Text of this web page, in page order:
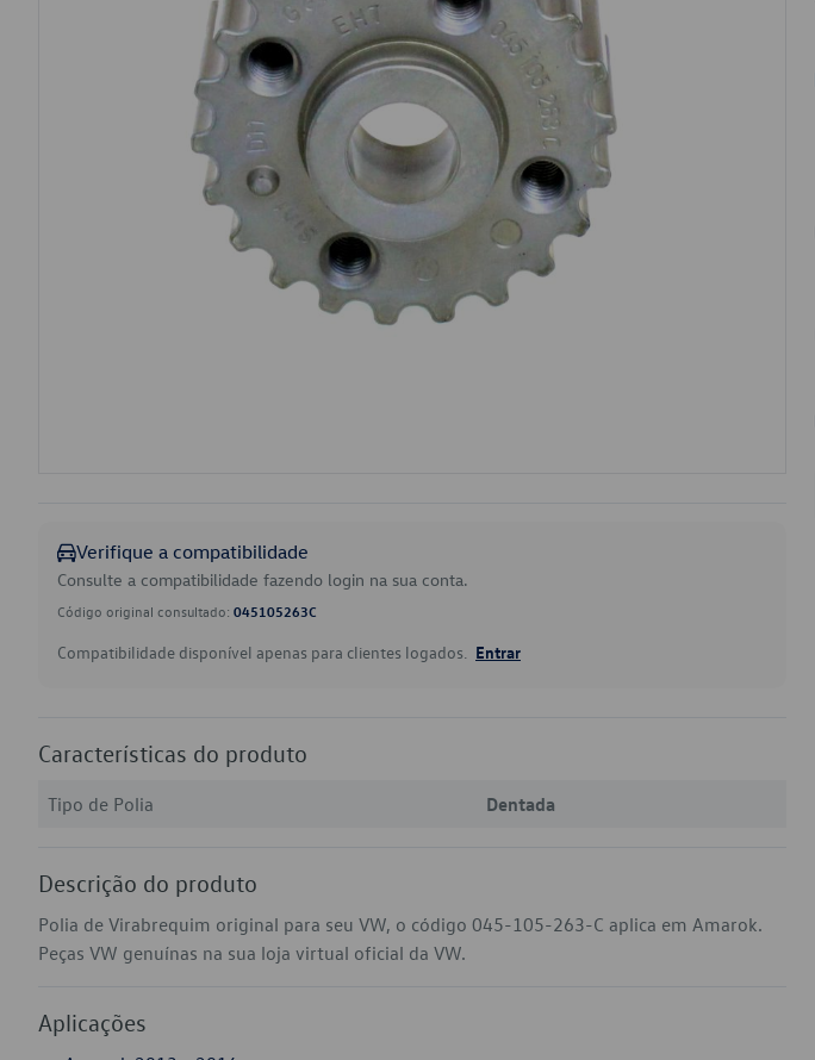
Verifique a compatibilidade
Consulte a compatibilidade fazendo login na sua conta.
Código original consultado: 045105263C
Compatibilidade disponível apenas para clientes logados. Entrar
Características do produto
Tipo de Polia Dentada
Descrição do produto
Polia de Virabrequim original para seu VW, o código 045-105-263-C aplica em Amarok.
Peças VW genuínas na sua loja virtual oficial da VW.
Aplicações